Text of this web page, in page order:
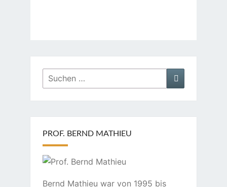
Suchen
nach:
Suchen
PROF. BERND MATHIEU
Bernd Mathieu war von 1995 bis